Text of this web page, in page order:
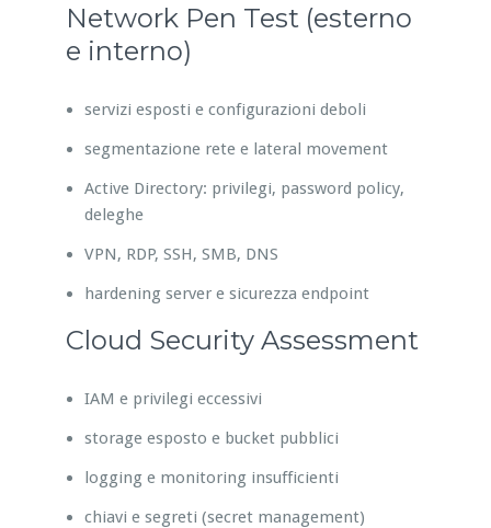
Network Pen Test (esterno
e interno)
servizi esposti e configurazioni deboli
segmentazione rete e lateral movement
Active Directory: privilegi, password policy,
deleghe
VPN, RDP, SSH, SMB, DNS
hardening server e sicurezza endpoint
Cloud Security Assessment
IAM e privilegi eccessivi
storage esposto e bucket pubblici
logging e monitoring insufficienti
chiavi e segreti (secret management)